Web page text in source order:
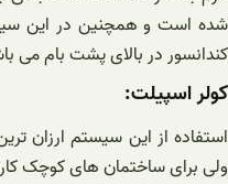
شده است و همچنین در این
کندانسور در بالای پشت بام می
کولر اسپیلت:
استفاده از این سیستم ارزان
ولی برای ساختمان های کوچک